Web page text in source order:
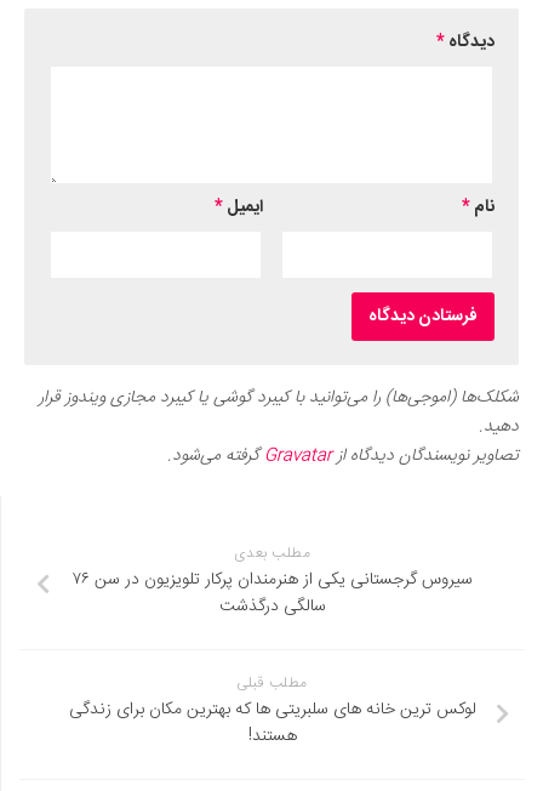
دیدگاه*
نام* ایمیل*
شکلک‌ها (اموجی‌ها) را می‌توانید با کیبرد گوشی یا کیبرد مجازی ویندوز قرار
دهید.
تصاویر نویسندگان دیدگاه ازGravatarگرفته می‌شود.
مطلب بعدی
سیروس گرجستانی یکی از هنرمندان پرکار تلویزیون در سن ۷۶
سالگی درگذشت
مطلب قبلی
لوکس‌ ترین خانه های سلبریتی ها که بهترین مکان برای زندگی
هستند!